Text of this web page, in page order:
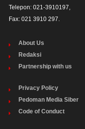
Telepon: 021-3910197,
Fax: 021 3910 297.
About Us
Redaksi
Partnership with us
Privacy Policy
Pedoman Media Siber
Code of Conduct